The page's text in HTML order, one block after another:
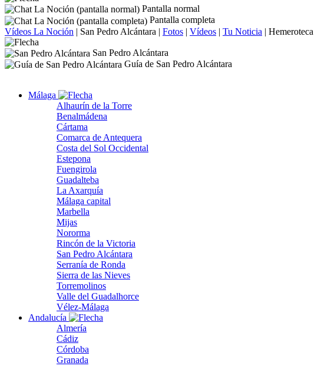
Pantalla normal
Pantalla completa
Vídeos La Noción | San Pedro Alcántara | Fotos | Vídeos | Tu Noticia | Hemeroteca
San Pedro Alcántara
Guía de San Pedro Alcántara
Málaga
Alhaurín de la Torre
Benalmádena
Cártama
Comarca de Antequera
Costa del Sol Occidental
Estepona
Fuengirola
Guadalteba
La Axarquía
Málaga capital
Marbella
Mijas
Nororma
Rincón de la Victoria
San Pedro Alcántara
Serranía de Ronda
Sierra de las Nieves
Torremolinos
Valle del Guadalhorce
Vélez-Málaga
Andalucía
Almería
Cádiz
Córdoba
Granada